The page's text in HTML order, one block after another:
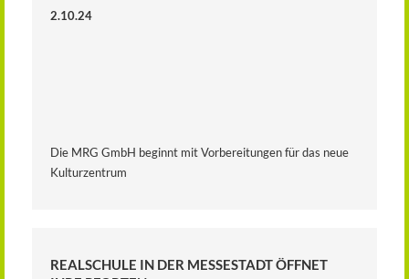
2.10.24
Die MRG GmbH beginnt mit Vorbereitungen für das neue
Kulturzentrum
REALSCHULE IN DER MESSESTADT ÖFFNET